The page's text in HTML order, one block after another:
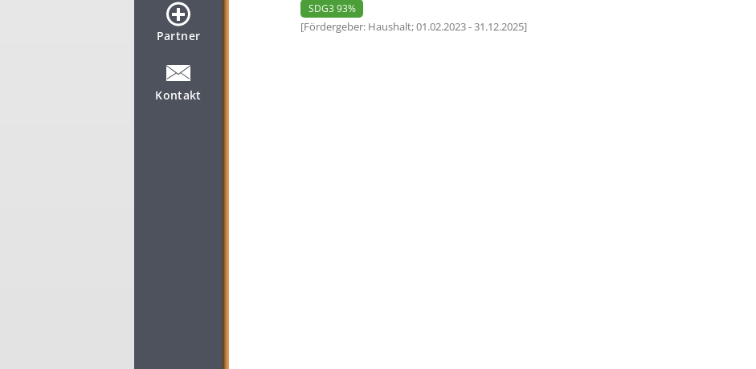
Partner
Kontakt
SDG3 93%
Fördergeber: Haushalt;01.02.2023 - 31.12.2025